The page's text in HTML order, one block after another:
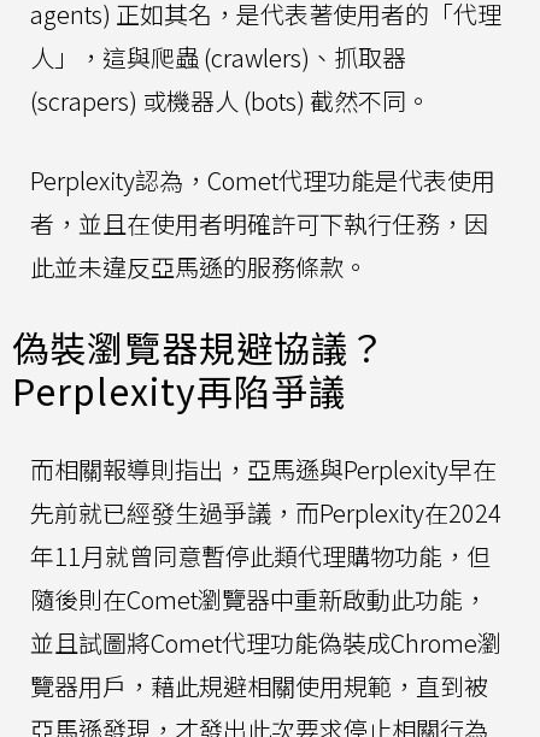
agents) 正如其名，是代表著使用者的「代理
人」，這與爬蟲 (crawlers)、抓取器
(scrapers) 或機器人 (bots) 截然不同。
Perplexity認為，Comet代理功能是代表使用
者，並且在使用者明確許可下執行任務，因
此並未違反亞馬遜的服務條款。
偽裝瀏覽器規避協議？
Perplexity再陷爭議
而相關報導則指出，亞馬遜與Perplexity早在
先前就已經發生過爭議，而Perplexity在2024
年11月就曾同意暫停此類代理購物功能，但
隨後則在Comet瀏覽器中重新啟動此功能，
並且試圖將Comet代理功能偽裝成Chrome瀏
覽器用戶，藉此規避相關使用規範，直到被
亞馬遜發現，才發出此次要求停止相關行為